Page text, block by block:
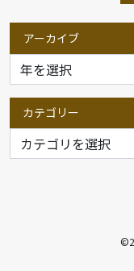
アーカイブ
カテゴリー